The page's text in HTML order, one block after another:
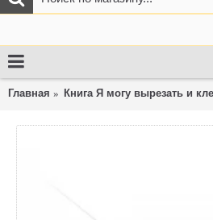
Главная Книга Я могу вырезать и